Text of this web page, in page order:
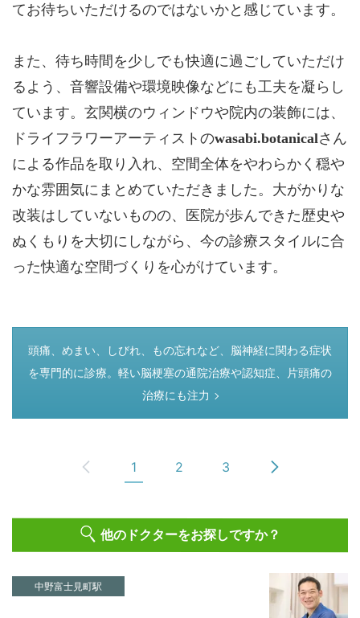
てお待ちいただけるのではないかと感じています。
また、待ち時間を少しでも快適に過ごしていただけ
るよう、音響設備や環境映像などにも工夫を凝らし
ています。玄関横のウィンドウや院内の装飾には、
ドライフラワーアーティストのwasabi.botanicalさん
による作品を取り入れ、空間全体をやわらかく穏や
かな雰囲気にまとめていただきました。大がかりな
改装はしていないものの、医院が歩んできた歴史や
ぬくもりを大切にしながら、今の診療スタイルに合
った快適な空間づくりを心がけています。
つぎのページ
頭痛、めまい、しびれ、もの忘れなど、脳神経に関わる症状
を専門的に診療。軽い脳梗塞の通院治療や認知症、片頭痛の
治療にも注力
1 2 3
他のドクターをお探しですか？
中野富士見町駅